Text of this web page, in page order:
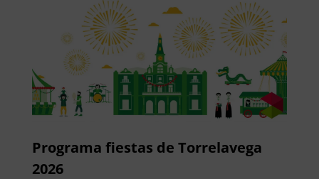
Programa fiestas de Torrelavega
2026